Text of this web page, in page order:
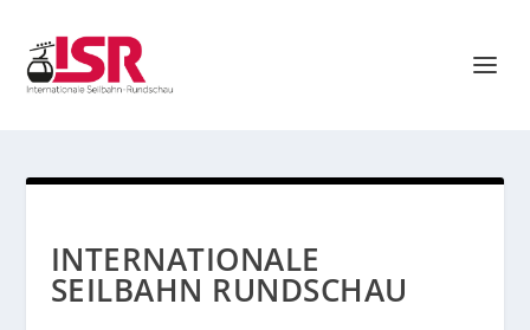
INTERNATIONALE
SEILBAHN RUNDSCHAU